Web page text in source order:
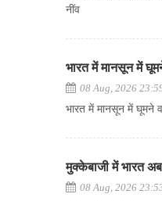
नींव
भारत में मानसून में
08 Aug, 2026
भारत में मानसून में घूमने
मुक्केबाजी में भारत
08 Aug, 2026